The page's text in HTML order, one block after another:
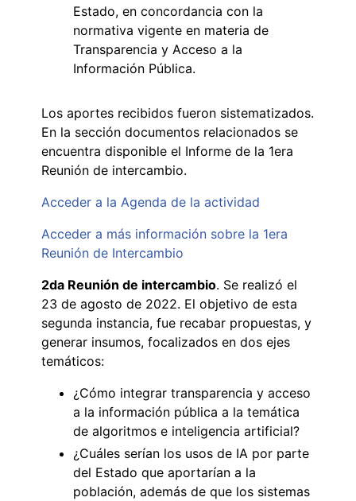
Estado, en concordancia con la
normativa vigente en materia de
Transparencia y Acceso a la
Información Pública.
Los aportes recibidos fueron sistematizados.
En la sección documentos relacionados se
encuentra disponible el Informe de la 1era
Reunión de intercambio.
Acceder a la Agenda de la actividad
Acceder a más información sobre la 1era
Reunión de Intercambio
2da Reunión de intercambio. Se realizó el
23 de agosto de 2022. El objetivo de esta
segunda instancia, fue recabar propuestas, y
generar insumos, focalizados en dos ejes
temáticos:
¿Cómo integrar transparencia y acceso
a la información pública a la temática
de algoritmos e inteligencia artificial?
¿Cuáles serían los usos de IA por parte
del Estado que aportarían a la
población, además de que los sistemas